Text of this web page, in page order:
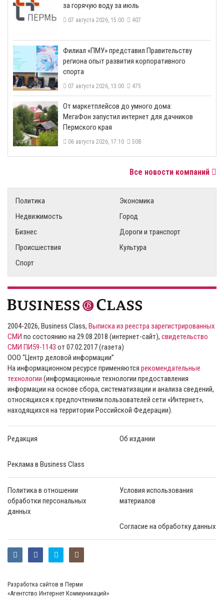
за горячую воду за июль
07 августа 2026, 15:00 407
​Филиал «ПМУ» представил Правительству
региона опыт развития корпоративного
спорта
07 августа 2026, 13:00 475
От маркетплейсов до умного дома:
МегаФон запустил интернет для дачников
Пермского края
06 августа 2026, 17:10 508
Все новости компаний
Политика
Экономика
Недвижимость
Город
Бизнес
Дороги и транспорт
Происшествия
Культура
Спорт
2004-2026, Business Class, Выписка из реестра зарегистрированных
СМИ по состоянию на 29.08.2018 (интернет-сайт), свидетельство
СМИ ПИ59-1143 от 07.02.2017 (газета)
ООО “Центр деловой информации”
На информационном ресурсе применяются рекомендательные
технологии (информационные технологии предоставления
информации на основе сбора, систематизации и анализа сведений,
относящихся к предпочтениям пользователей сети «Интернет»,
находящихся на территории Российской Федерации).
Редакция Об издании
Реклама в Business Class
Политика в отношении
обработки персональных
данных
Условия использования
материалов
Согласие на обработку данных
Разработка сайтов в Перми
«Агентство Интернет Коммуникаций»